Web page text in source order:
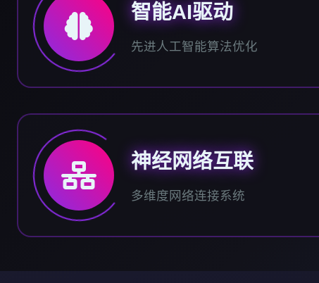
智能AI驱动
先进人工智能算法优化
神经网络互联
多维度网络连接系统